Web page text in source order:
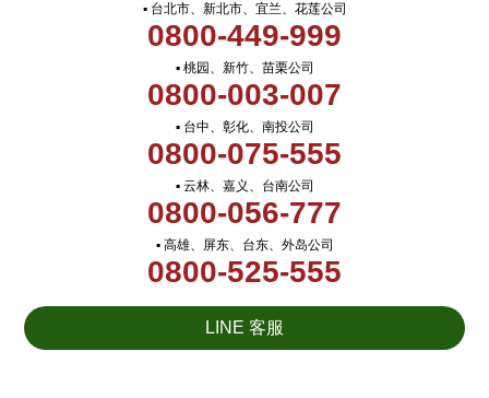
▪ 台北市、新北市、宜兰、花莲公司
0800-449-999
▪ 桃园、新竹、苗栗公司
0800-003-007
▪ 台中、彰化、南投公司
0800-075-555
▪ 云林、嘉义、台南公司
0800-056-777
▪ 高雄、屏东、台东、外岛公司
0800-525-555
LINE 客服